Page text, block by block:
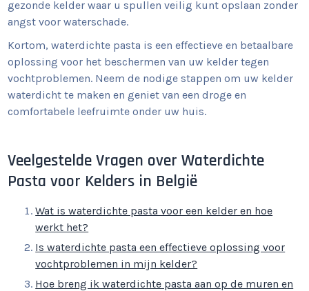
gezonde kelder waar u spullen veilig kunt opslaan zonder
angst voor waterschade.
Kortom, waterdichte pasta is een effectieve en betaalbare
oplossing voor het beschermen van uw kelder tegen
vochtproblemen. Neem de nodige stappen om uw kelder
waterdicht te maken en geniet van een droge en
comfortabele leefruimte onder uw huis.
Veelgestelde Vragen over Waterdichte
Pasta voor Kelders in België
Wat is waterdichte pasta voor een kelder en hoe
werkt het?
Is waterdichte pasta een effectieve oplossing voor
vochtproblemen in mijn kelder?
Hoe breng ik waterdichte pasta aan op de muren en